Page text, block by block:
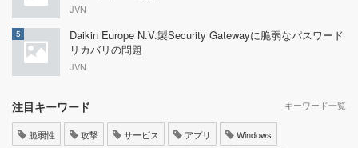
JVN
5
Daikin Europe N.V.製Security Gatewayに脆弱なパスワード
リカバリの問題
JVN
注目キーワード キーワード一覧
脆弱性 攻撃 サービス アプリ Windows